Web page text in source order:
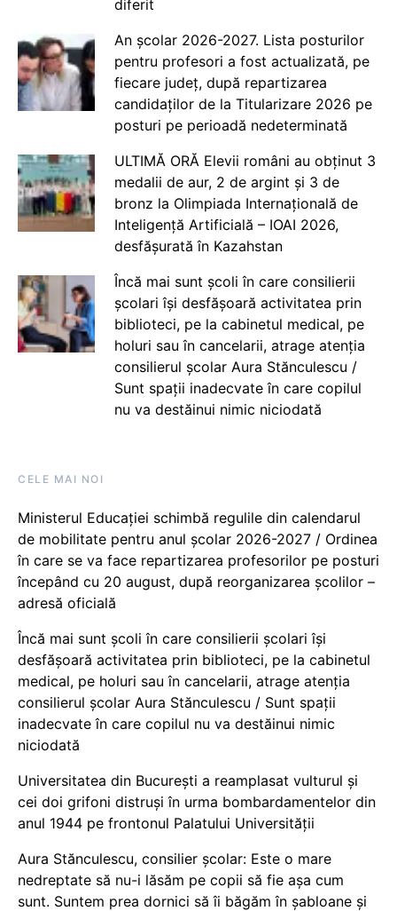
diferit
An școlar 2026-2027. Lista posturilor
pentru profesori a fost actualizată, pe
fiecare județ, după repartizarea
candidaților de la Titularizare 2026 pe
posturi pe perioadă nedeterminată
ULTIMĂ ORĂ Elevii români au obținut 3
medalii de aur, 2 de argint și 3 de
bronz la Olimpiada Internațională de
Inteligență Artificială – IOAI 2026,
desfășurată în Kazahstan
Încă mai sunt școli în care consilierii
școlari își desfășoară activitatea prin
biblioteci, pe la cabinetul medical, pe
holuri sau în cancelarii, atrage atenția
consilierul școlar Aura Stănculescu /
Sunt spații inadecvate în care copilul
nu va destăinui nimic niciodată
CELE MAI NOI
Ministerul Educației schimbă regulile din calendarul
de mobilitate pentru anul școlar 2026-2027 / Ordinea
în care se va face repartizarea profesorilor pe posturi
începând cu 20 august, după reorganizarea școlilor –
adresă oficială
Încă mai sunt școli în care consilierii școlari își
desfășoară activitatea prin biblioteci, pe la cabinetul
medical, pe holuri sau în cancelarii, atrage atenția
consilierul școlar Aura Stănculescu / Sunt spații
inadecvate în care copilul nu va destăinui nimic
niciodată
Universitatea din București a reamplasat vulturul și
cei doi grifoni distruși în urma bombardamentelor din
anul 1944 pe frontonul Palatului Universității
Aura Stănculescu, consilier școlar: Este o mare
nedreptate să nu-i lăsăm pe copii să fie așa cum
sunt. Suntem prea dornici să îi băgăm în șabloane și